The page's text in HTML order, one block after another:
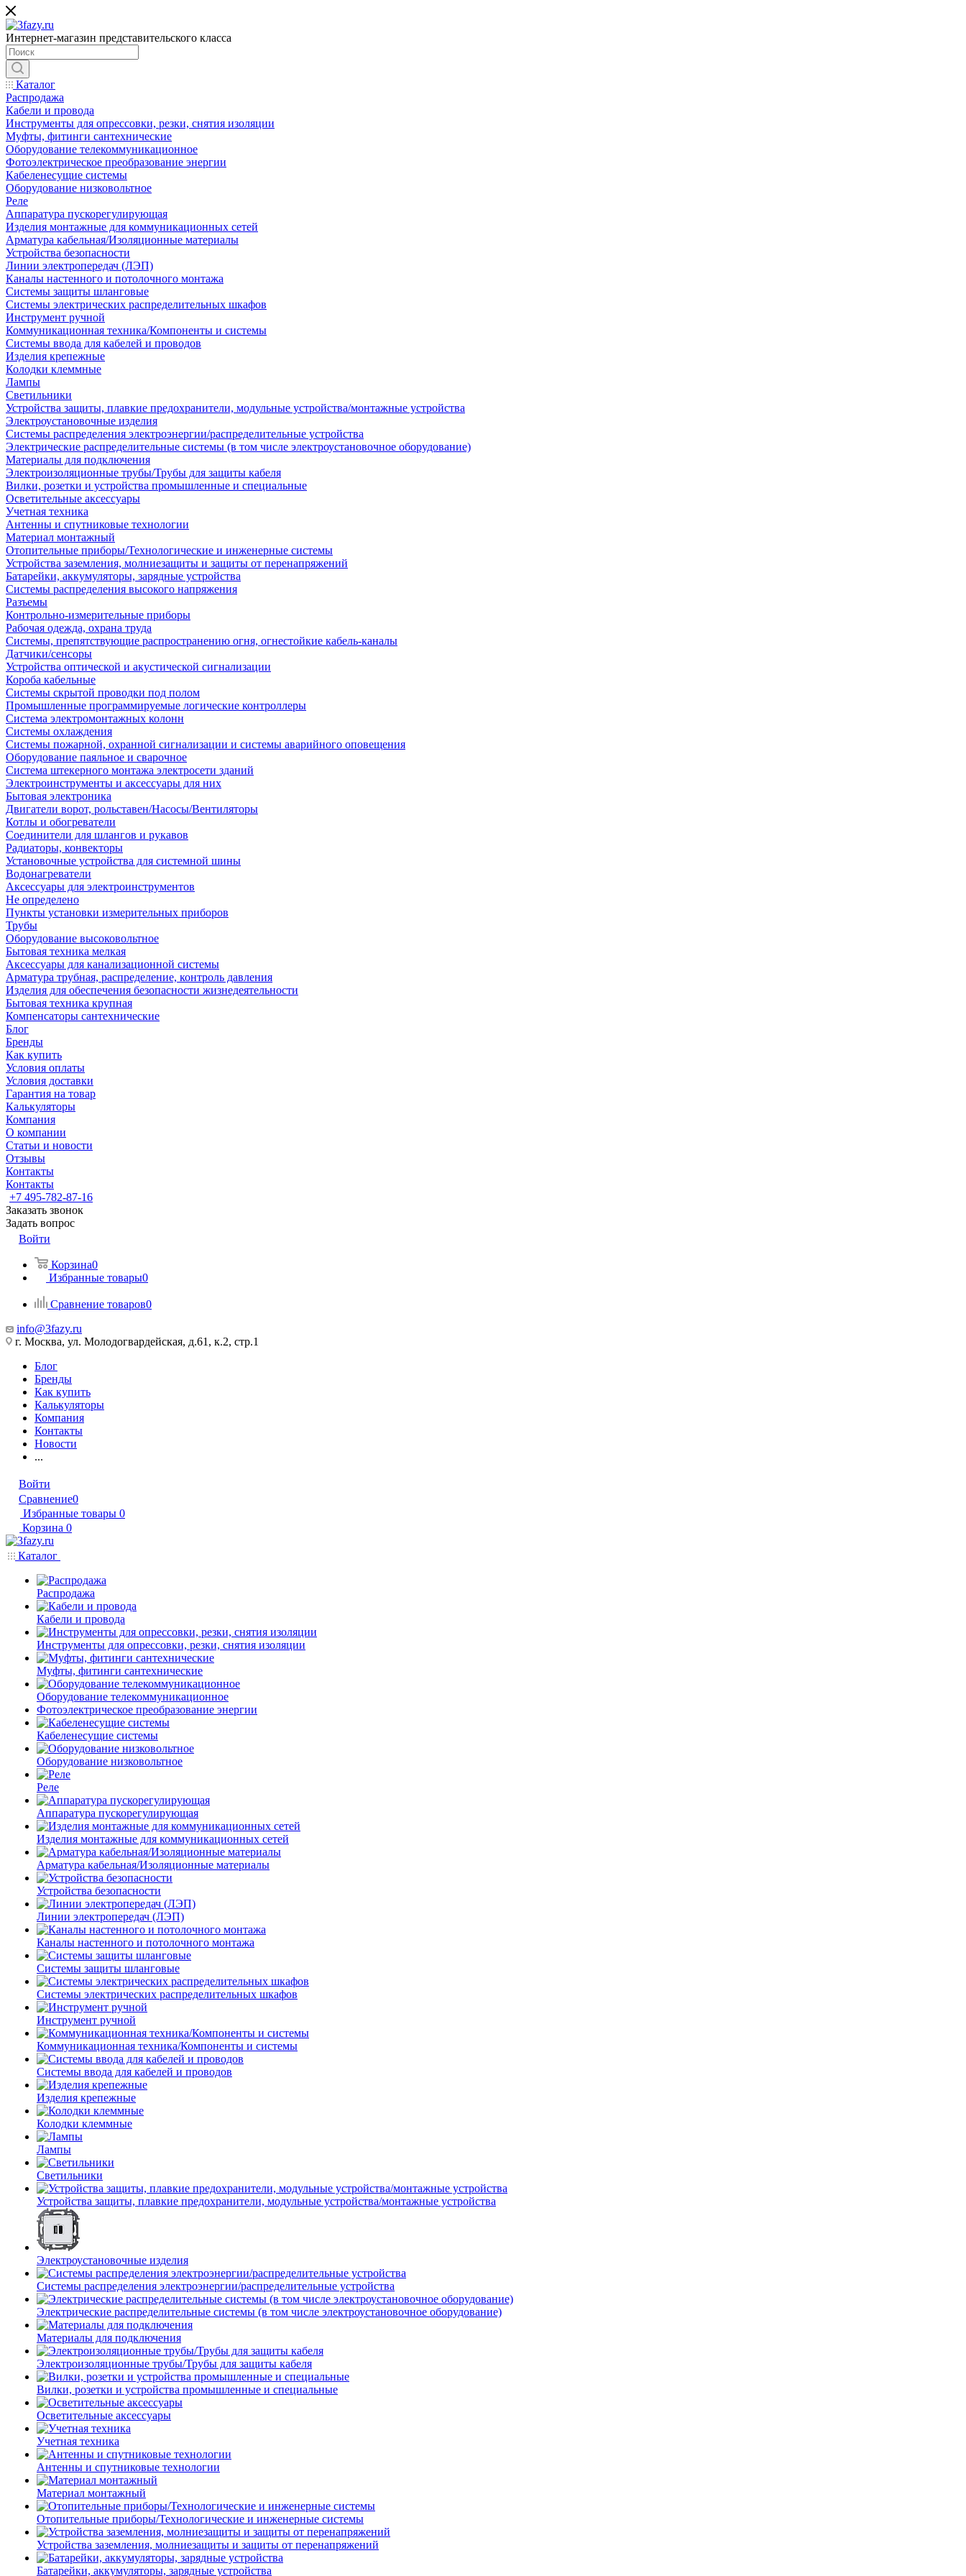
Интернет-магазин представительского класса
Каталог
Распродажа
Кабели и провода
Инструменты для опрессовки, резки, снятия изоляции
Муфты, фитинги сантехнические
Оборудование телекоммуникационное
Фотоэлектрическое преобразование энергии
Кабеленесущие системы
Оборудование низковольтное
Реле
Аппаратура пускорегулирующая
Изделия монтажные для коммуникационных сетей
Арматура кабельная/Изоляционные материалы
Устройства безопасности
Линии электропередач (ЛЭП)
Каналы настенного и потолочного монтажа
Системы защиты шланговые
Системы электрических распределительных шкафов
Инструмент ручной
Коммуникационная техника/Компоненты и системы
Системы ввода для кабелей и проводов
Изделия крепежные
Колодки клеммные
Лампы
Светильники
Устройства защиты, плавкие предохранители, модульные устройства/монтажные устройства
Электроустановочные изделия
Системы распределения электроэнергии/распределительные устройства
Электрические распределительные системы (в том числе электроустановочное оборудование)
Материалы для подключения
Электроизоляционные трубы/Трубы для защиты кабеля
Вилки, розетки и устройства промышленные и специальные
Осветительные аксессуары
Учетная техника
Антенны и спутниковые технологии
Материал монтажный
Отопительные приборы/Технологические и инженерные системы
Устройства заземления, молниезащиты и защиты от перенапряжений
Батарейки, аккумуляторы, зарядные устройства
Системы распределения высокого напряжения
Разъемы
Контрольно-измерительные приборы
Рабочая одежда, охрана труда
Системы, препятствующие распространению огня, огнестойкие кабель-каналы
Датчики/сенсоры
Устройства оптической и акустической сигнализации
Короба кабельные
Системы скрытой проводки под полом
Промышленные программируемые логические контроллеры
Система электромонтажных колонн
Системы охлаждения
Системы пожарной, охранной сигнализации и системы аварийного оповещения
Оборудование паяльное и сварочное
Система штекерного монтажа электросети зданий
Электроинструменты и аксессуары для них
Бытовая электроника
Двигатели ворот, рольставен/Насосы/Вентиляторы
Котлы и обогреватели
Соединители для шлангов и рукавов
Радиаторы, конвекторы
Установочные устройства для системной шины
Водонагреватели
Аксессуары для электроинструментов
Не определено
Пункты установки измерительных приборов
Трубы
Оборудование высоковольтное
Бытовая техника мелкая
Аксессуары для канализационной системы
Арматура трубная, распределение, контроль давления
Изделия для обеспечения безопасности жизнедеятельности
Бытовая техника крупная
Компенсаторы сантехнические
Блог
Бренды
Как купить
Условия оплаты
Условия доставки
Гарантия на товар
Калькуляторы
Компания
О компании
Статьи и новости
Отзывы
Контакты
Контакты
+7 495-782-87-16
Заказать звонок
Задать вопрос
Войти
Корзина0
Избранные товары0
Сравнение товаров0
info@3fazy.ru
г. Москва, ул. Молодогвардейская, д.61, к.2, стр.1
Блог
Бренды
Как купить
Калькуляторы
Компания
Контакты
Новости
...
Войти
Сравнение0
Избранные товары 0
Корзина 0
Каталог
Распродажа
Кабели и провода
Инструменты для опрессовки, резки, снятия изоляции
Муфты, фитинги сантехнические
Оборудование телекоммуникационное
Фотоэлектрическое преобразование энергии
Кабеленесущие системы
Оборудование низковольтное
Реле
Аппаратура пускорегулирующая
Изделия монтажные для коммуникационных сетей
Арматура кабельная/Изоляционные материалы
Устройства безопасности
Линии электропередач (ЛЭП)
Каналы настенного и потолочного монтажа
Системы защиты шланговые
Системы электрических распределительных шкафов
Инструмент ручной
Коммуникационная техника/Компоненты и системы
Системы ввода для кабелей и проводов
Изделия крепежные
Колодки клеммные
Лампы
Светильники
Устройства защиты, плавкие предохранители, модульные устройства/монтажные устройства
Электроустановочные изделия
Системы распределения электроэнергии/распределительные устройства
Электрические распределительные системы (в том числе электроустановочное оборудование)
Материалы для подключения
Электроизоляционные трубы/Трубы для защиты кабеля
Вилки, розетки и устройства промышленные и специальные
Осветительные аксессуары
Учетная техника
Антенны и спутниковые технологии
Материал монтажный
Отопительные приборы/Технологические и инженерные системы
Устройства заземления, молниезащиты и защиты от перенапряжений
Батарейки, аккумуляторы, зарядные устройства